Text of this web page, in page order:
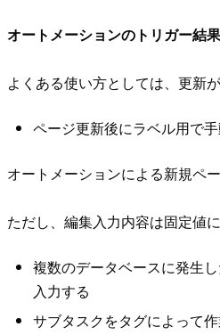
オートメーションのトリガー結
よくある使い方としては、更新
ページ更新後にラベル用で
オートメーションによる新規ペ
ただし、編集入力内容は固定値
複数のデータベースに発生
入力する
サブタスクをタグによって